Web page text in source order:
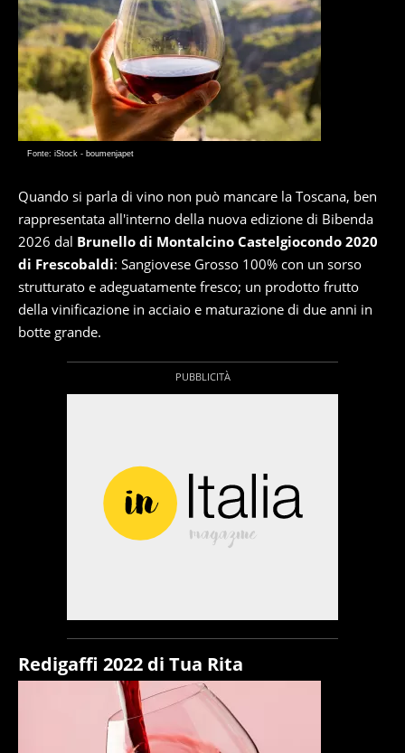
Fonte: iStock - boumenjapet
Quando si parla di vino non può mancare la Toscana, ben
rappresentata all'interno della nuova edizione di Bibenda
2026 dal Brunello di Montalcino Castelgiocondo 2020
di Frescobaldi: Sangiovese Grosso 100% con un sorso
strutturato e adeguatamente fresco; un prodotto frutto
della vinificazione in acciaio e maturazione di due anni in
botte grande.
Redigaffi 2022 di Tua Rita